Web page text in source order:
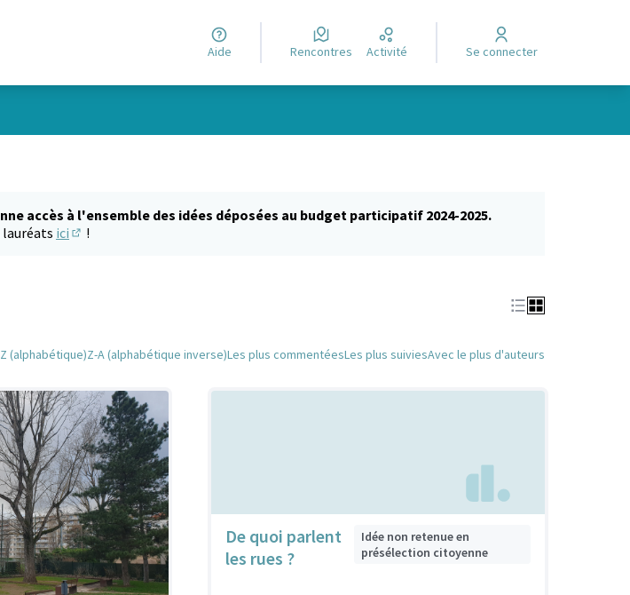
Aide Rencontres Activité Se connecter
accès à l'ensemble des idées déposées au budget participatif 2024-2025.
lauréats ici !
(alphabétique)Z-A (alphabétique inverse)Les plus commentéesLes plus suiviesAvec le plus d'auteurs
De quoi parlent
les rues ?
Idée non retenue en
présélection citoyenne